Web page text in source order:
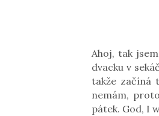
Ahoj, tak
dvacku v
takže začíná
nemám,
pátek. God, I